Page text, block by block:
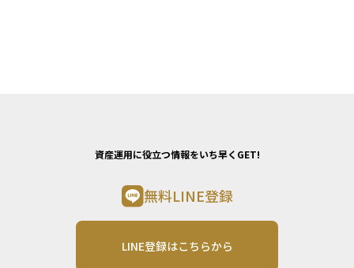
資産運用に役立つ情報をいち早くGET!
無料LINE登録
LINE登録はこちらから